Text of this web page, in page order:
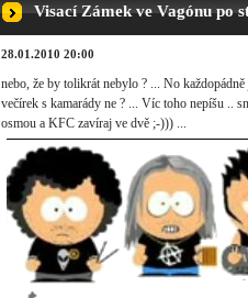
Visací Zámek ve Vagónu po
28.01.2010 20:00
nebo, že by tolikrát nebylo ? ... No
večírek s kamarády ne ? ... Víc toho nepíšu ..
osmou a KFC zavíraj ve dvě ;-))) ...